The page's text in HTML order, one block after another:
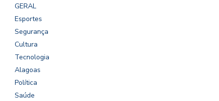
GERAL
Esportes
Segurança
Cultura
Tecnologia
Alagoas
Política
Saúde